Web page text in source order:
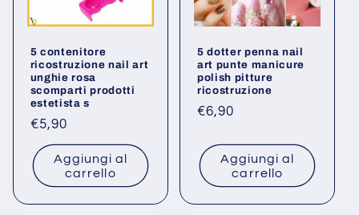
5 contenitore
ricostruzione nail art
unghie rosa
scomparti prodotti
estetista s
Prezzo
listino
€5,90
Aggiungi al
carrello
5 dotter penna nail
art punte manicure
polish pitture
ricostruzione
Prezzo
listino
€6,90
Aggiungi al
carrello